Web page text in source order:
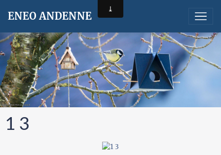
ENEO ANDENNE
1 3